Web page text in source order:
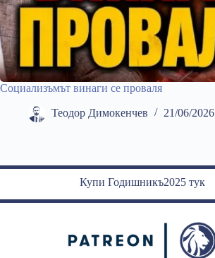
Социализъмът винаги се проваля
Теодор Димокенчев 21/06/2026
Купи Годишникъ2025 тук